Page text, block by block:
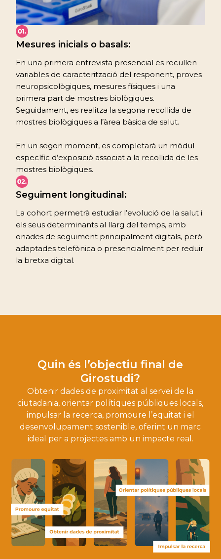
Mesures inicials o basals:
En una primera entrevista presencial es recullen
variables de caracterització del responent, proves
neuropsicològiques, mesures físiques i una
primera part de mostres biològiques.
Seguidament, es realitza la segona recollida de
mostres biològiques a l’àrea bàsica de salut.
En un segon moment, es completarà un mòdul
específic d’exposició associat a la recollida de les
mostres biològiques.
Seguiment longitudinal:
La cohort permetrà estudiar l’evolució de la salut i
els seus determinants al llarg del temps, amb
onades de seguiment principalment digitals, però
adaptades telefònica o presencialment per reduir
la bretxa digital.
Quin és l’objectiu final de
Girostudi?
Obtenir dades de proximitat al servei de la
ciutadania, orientar polítiques públiques locals,
impulsar la recerca, promoure l’equitat i el
desenvolupament sostenible, oferint un marc
ideal per a projectes amb un impacte real.